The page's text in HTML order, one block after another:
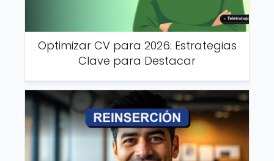
Optimizar CV para 2026: Estrategias
Clave para Destacar